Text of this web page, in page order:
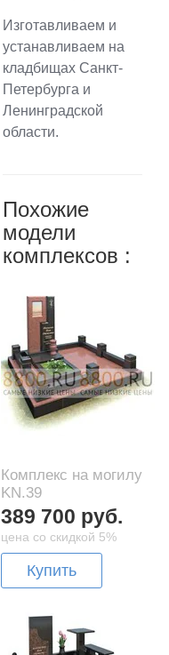
Изготавливаем и
устанавливаем на
кладбищах Санкт-
Петербурга и
Ленинградской
области.
Похожие
модели
комплексов :
Комплекс на могилу
KN.39
389 700 руб.
цена со скидкой 5%
Купить